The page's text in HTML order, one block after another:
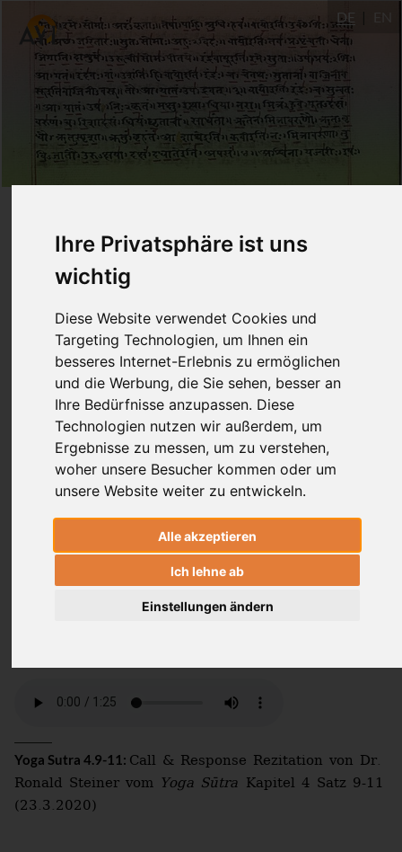
Ihre Privatsphäre ist uns
wichtig
Diese Website verwendet Cookies und
Targeting Technologien, um Ihnen ein
besseres Internet-Erlebnis zu ermöglichen
und die Werbung, die Sie sehen, besser an
Ihre Bedürfnisse anzupassen. Diese
Technologien nutzen wir außerdem, um
Ergebnisse zu messen, um zu verstehen,
woher unsere Besucher kommen oder um
unsere Website weiter zu entwickeln.
Alle akzeptieren
Ich lehne ab
Einstellungen ändern
DE
Yoga-Sūtra
Handlung (karman
Prägungen (saṁskāra
bedingt
16.3.2020
Dr. Ronald Steiner
Laura von Ostrowski
Solange der Mensch sich getrennt von
seiner Umwelt wahrnimmt, tragen seine
Handlungen (karman) Früchte und er
Yoga Sutra 4.9-11: Call & Response Rezitation von Dr.
Ronald Steiner vom Yoga Sūtra Kapitel 4 Satz 9-11
(23.3.2020)